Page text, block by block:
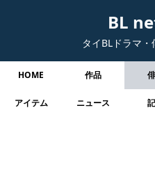
BL
タイBLドラマ
HOME 作品
アイテム ニュース